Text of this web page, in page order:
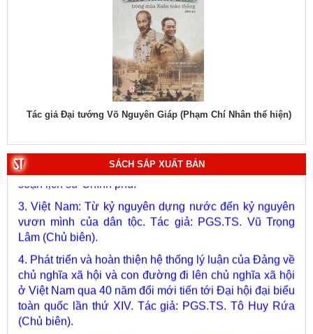
Tác giả Đại tướng Võ Nguyên Giáp (Phạm Chí Nhân thể hiện)
SÁCH SẮP XUẤT BẢN
1. Bác Hồ ở Pháp. Tác giả: Bảo tàng Hồ Chí Minh.
2. Lịch sử Chính phủ (5 tập). Tác giả: Ban Chỉ đạo biên
3. Việt Nam: Từ kỷ nguyên dựng nước đến kỷ nguyên
vươn mình của dân tộc. Tác giả: PGS.TS. Vũ Trọng
Lâm (Chủ biên).
4. Phát triển và hoàn thiện hệ thống lý luận của Đảng về
chủ nghĩa xã hội và con đường đi lên chủ nghĩa xã hội
ở Việt Nam qua 40 năm đổi mới tiến tới Đại hội đại biểu
toàn quốc lần thứ XIV. Tác giả: PGS.TS. Tô Huy Rứa
(Chủ biên).
5. Xây dựng, phát triển con người Việt Nam - chủ thể
của quá trình phát triển đất nước nhanh, bền vững trong
giai đoạn mới. Tác giả: Vũ Thị Phương Hậu (Chủ biên).